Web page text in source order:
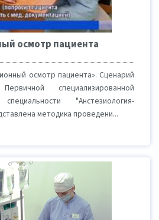
осмотр пациента
осмотр пациента». Сценарий
специализированной
"Анстезиология-
методика проведени...